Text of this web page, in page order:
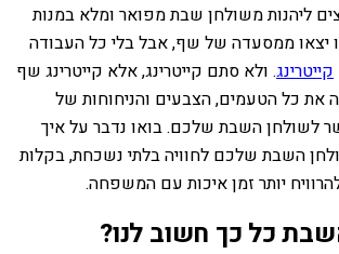
ליהנות משולחן שבת מפואר ומלא במנות
יצאו ממסעדה של שף, אבל בלי כל העבודה
קייטרינג. ולא סתם קייטרינג, אלא קייטרינג שף
את כל הטעמים, הצבעים והניחוחות של
לשולחן השבת שלכם. בואו נדבר על איך
השבת שלכם לחוויה בלתי נשכחת, בקלות
יותר זמן איכות עם המשפחה.
כל כך חשוב לנו?